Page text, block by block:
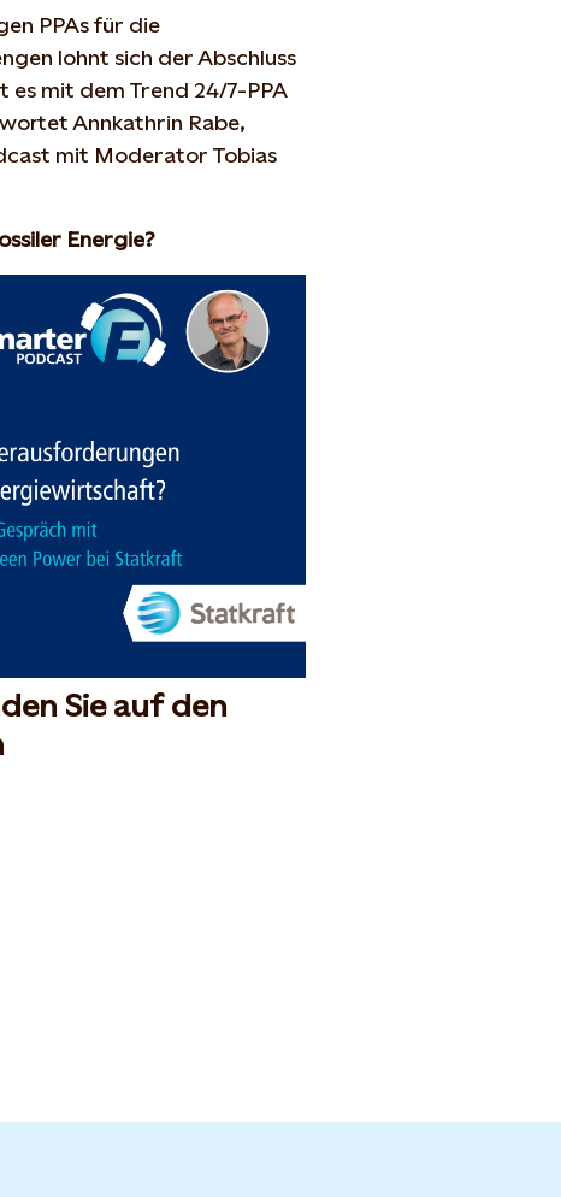
PPAs für die
lohnt sich der Abschluss
mit dem Trend 24/7-PPA
Annkathrin Rabe,
mit Moderator Tobias
Energie?
Sie auf den